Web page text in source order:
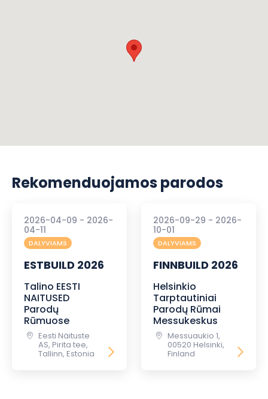
Rekomenduojamos parodos
2026-04-09 - 2026-
04-11
DALYVIAMS
ESTBUILD 2026
Talino EESTI
NAITUSED
Parodų
Rūmuose
Eesti Näituste
AS, Pirita tee,
Tallinn, Estonia
2026-09-29 - 2026-
10-01
DALYVIAMS
FINNBUILD 2026
Helsinkio
Tarptautiniai
Parodų Rūmai
Messukeskus
Messuaukio 1,
00520 Helsinki,
Finland